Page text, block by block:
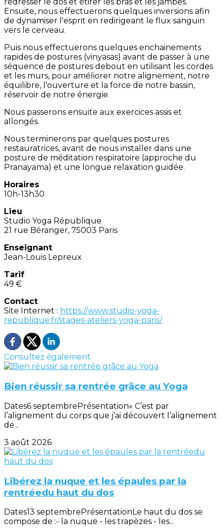
redresser le dos et étirer les bras et les jambes.
Ensuite, nous effectuerons quelques inversions afin
de dynamiser l'esprit en redirigeant le flux sanguin
vers le cerveau.
Puis nous effectuerons quelques enchainements
rapides de postures (vinyasas) avant de passer à une
séquence de postures debout en utilisant les cordes
et les murs, pour améliorer notre alignement, notre
équilibre, l'ouverture et la force de notre bassin,
réservoir de notre énergie.
Nous passerons ensuite aux exercices assis et
allongés.
Nous terminerons par quelques postures
restauratrices, avant de nous installer dans une
posture de méditation respiratoire (approche du
Pranayama) et une longue relaxation guidée.
Horaires
10h-13h30
Lieu
Studio Yoga République
21 rue Béranger, 75003 Paris
Enseignant
Jean-Louis Lepreux
Tarif
49 €
Contact
Site Internet : https://www.studio-yoga-
republique.fr/stages-ateliers-yoga-paris/
Consultez également
Bien réussir sa rentrée grâce au Yoga
Dates6 septembrePrésentation« C’est par
l’alignement du corps que j’ai découvert l’alignement
de...
3 août 2026
Libérez la nuque et les épaules par la
rentréedu haut du dos
Dates13 septembrePrésentationLe haut du dos se
compose de :- la nuque - les trapèzes - les...